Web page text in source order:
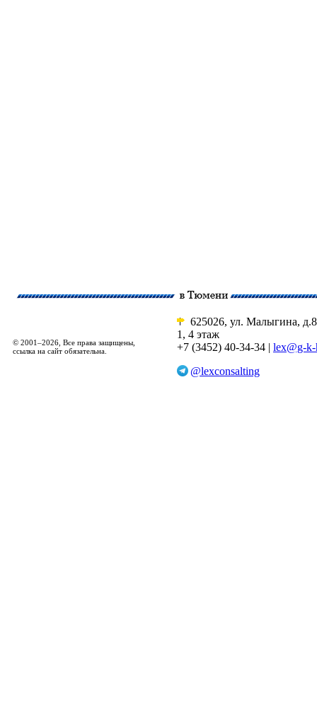
© 2001–2026, Все права защищены,
ссылка на сайт обязательна.
625026, ул. Малыгина,
1, 4 этаж
+7 (3452) 40-34-34 | lex@g-
@lexconsalting